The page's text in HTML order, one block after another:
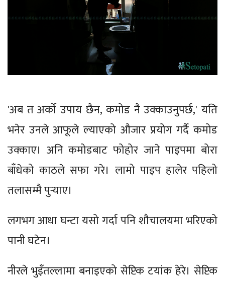
'अब त अर्को उपाय छैन, कमोड नै उक्काउनुपर्छ,' यति
भनेर उनले आफूले ल्याएको औजार प्रयोग गर्दै कमोड
उक्काए। अनि कमोडबाट फोहोर जाने पाइपमा बोरा
बाँधेको काठले सफा गरे। लामो पाइप हालेर पहिलो
तलासम्मै पुर्‍याए।
लगभग आधा घन्टा यसो गर्दा पनि शौचालयमा भरिएको
पानी घटेन।
नीरले भुइँतल्लामा बनाइएको सेप्टिक टयांक हेरे। सेप्टिक